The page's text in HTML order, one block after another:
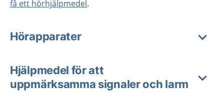
få ett hörhjälpmedel.
Hörapparater
Hjälpmedel för att
uppmärksamma signaler och larm